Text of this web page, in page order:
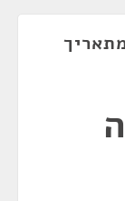
ועדה של הכנסת ה-18 מתאריך